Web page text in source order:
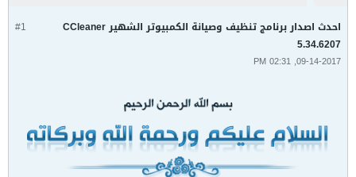
#1
احدث اصدار برنامج تنظيف وصيانة الكمبيوتر الشهير CCleaner
5.34.6207
09-14-2017, 02:31 PM